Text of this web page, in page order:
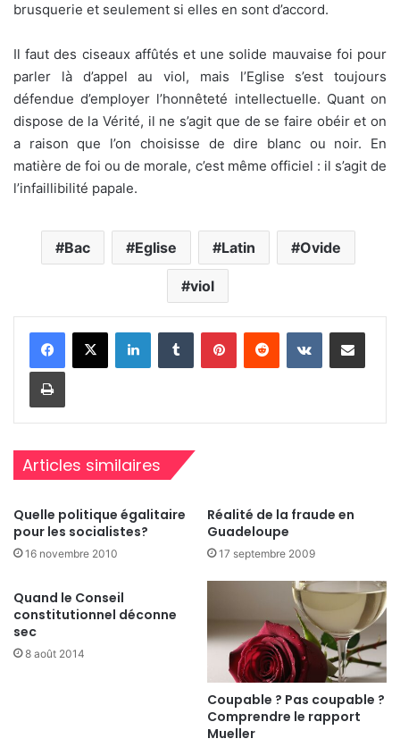
brusquerie et seulement si elles en sont d’accord.
Il faut des ciseaux affûtés et une solide mauvaise foi pour
parler là d’appel au viol, mais l’Eglise s’est toujours
défendue d’employer l’honnêteté intellectuelle. Quant on
dispose de la Vérité, il ne s’agit que de se faire obéir et on
a raison que l’on choisisse de dire blanc ou noir. En
matière de foi ou de morale, c’est même officiel : il s’agit de
l’infaillibilité papale.
Bac Eglise Latin Ovide
viol
LinkedinTumblr PinterestReddit VKontaktePartager par email
Imprimer
Articles similaires
Quelle politique égalitaire
pour les socialistes?
16 novembre 2010
Réalité de la fraude en
Guadeloupe
17 septembre 2009
Quand le Conseil
constitutionnel déconne
sec
8 août 2014
Coupable ? Pas coupable ?
Comprendre le rapport
Mueller